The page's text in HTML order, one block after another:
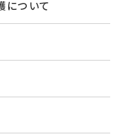
について